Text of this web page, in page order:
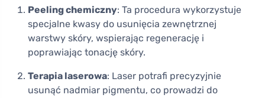
Peeling chemiczny: Ta procedura wykorzystuje
specjalne kwasy do usunięcia zewnętrznej
warstwy skóry, wspierając regenerację i
poprawiając tonację skóry.
Terapia laserowa: Laser potrafi precyzyjnie
usunąć nadmiar pigmentu, co prowadzi do